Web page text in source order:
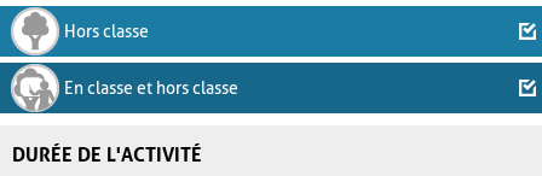
Hors classe
En classe et hors classe
DURÉE DE L'ACTIVITÉ